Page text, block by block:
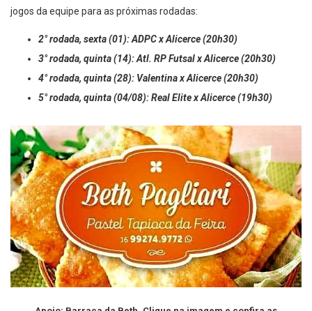
jogos da equipe para as próximas rodadas:
2° rodada, sexta (01): ADPC x Alicerce (20h30)
3° rodada, quinta (14): Atl. RP Futsal x Alicerce (20h30)
4° rodada, quinta (28): Valentina x Alicerce (20h30)
5° rodada, quinta (04/08): Real Elite x Alicerce (19h30)